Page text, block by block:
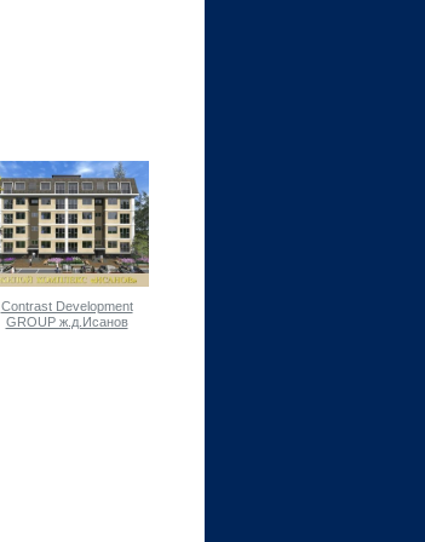
Contrast Development
GROUP ж.д.Исанов